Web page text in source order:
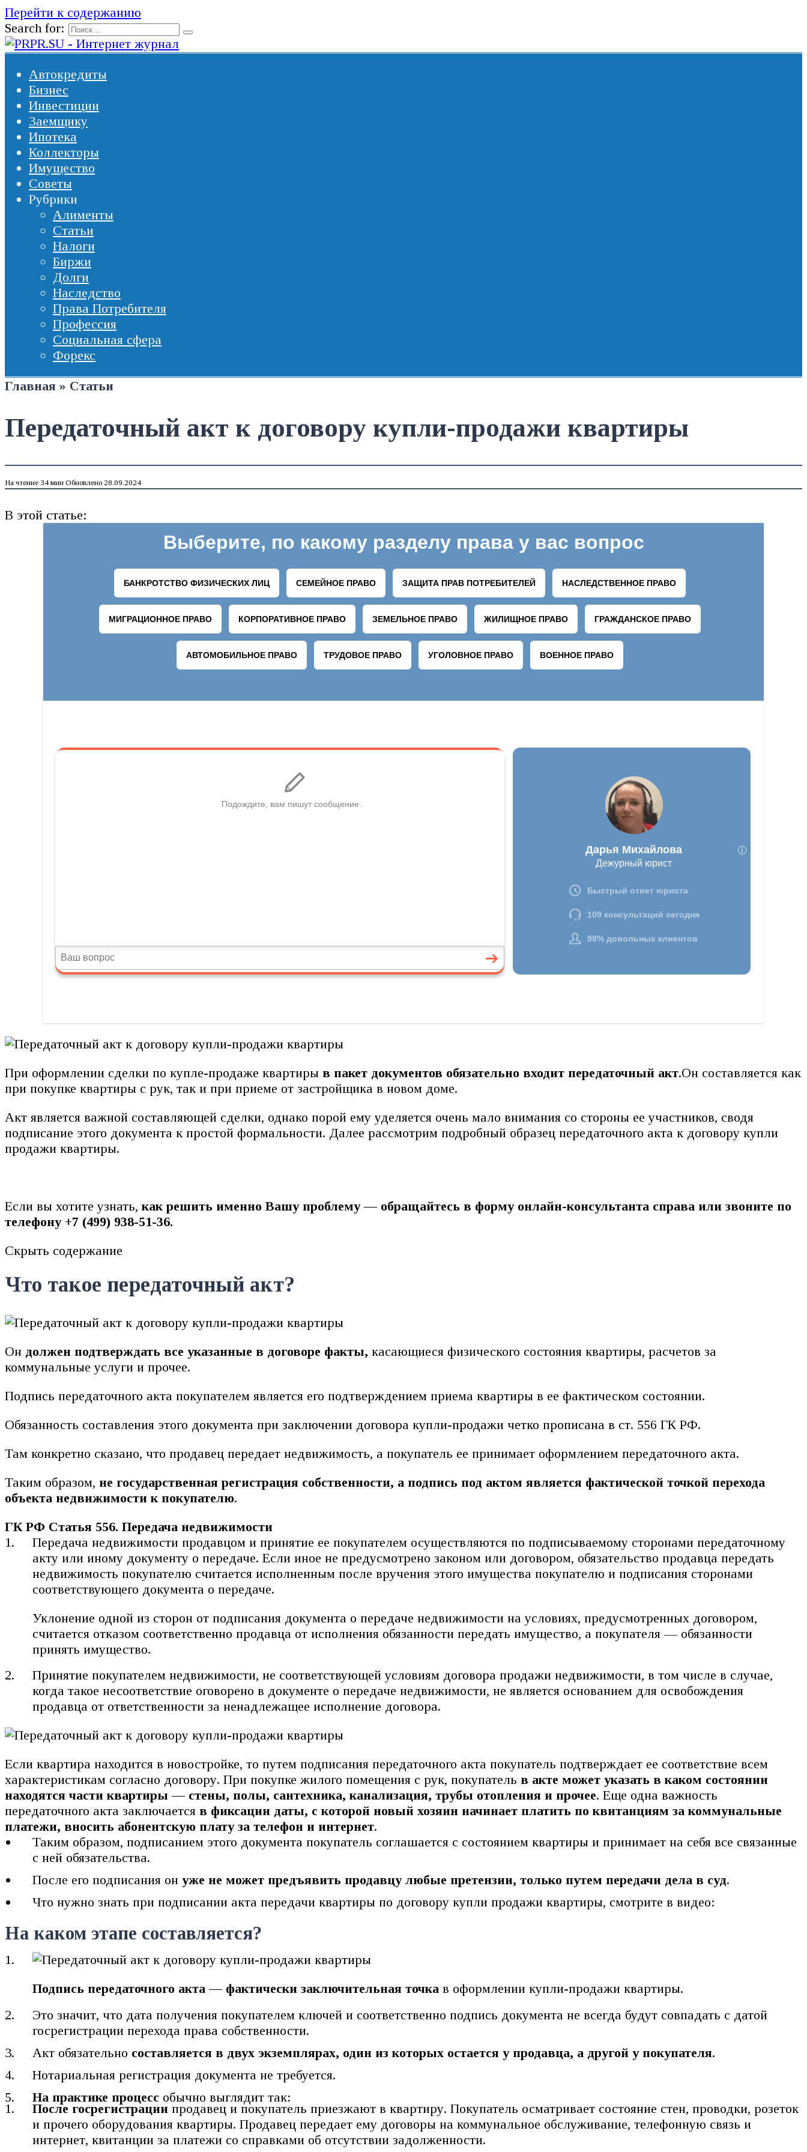
Перейти к содержанию
Search for:
Автокредиты
Бизнес
Инвестиции
Заемщику
Ипотека
Коллекторы
Имущество
Советы
Рубрики
Алименты
Статьи
Налоги
Биржи
Долги
Наследство
Права Потребителя
Профессия
Социальная сфера
Форекс
Главная » Статьи
Передаточный акт к договору купли-продажи квартиры
На чтение 34 мин Обновлено 28.09.2024
В этой статье:
При оформлении сделки по купле-продаже квартиры в пакет документов обязательно входит передаточный акт.Он составляется как
при покупке квартиры с рук, так и при приеме от застройщика в новом доме.
Акт является важной составляющей сделки, однако порой ему уделяется очень мало внимания со стороны ее участников, сводя
подписание этого документа к простой формальности. Далее рассмотрим подробный образец передаточного акта к договору купли
продажи квартиры.
Если вы хотите узнать, как решить именно Вашу проблему — обращайтесь в форму онлайн-консультанта справа или звоните по
телефону +7 (499) 938-51-36.
Скрыть содержание
Что такое передаточный акт?
Он должен подтверждать все указанные в договоре факты, касающиеся физического состояния квартиры, расчетов за
коммунальные услуги и прочее.
Подпись передаточного акта покупателем является его подтверждением приема квартиры в ее фактическом состоянии.
Обязанность составления этого документа при заключении договора купли-продажи четко прописана в ст. 556 ГК РФ.
Там конкретно сказано, что продавец передает недвижимость, а покупатель ее принимает оформлением передаточного акта.
Таким образом, не государственная регистрация собственности, а подпись под актом является фактической точкой перехода
объекта недвижимости к покупателю.
ГК РФ Статья 556. Передача недвижимости
Передача недвижимости продавцом и принятие ее покупателем осуществляются по подписываемому сторонами передаточному
акту или иному документу о передаче. Если иное не предусмотрено законом или договором, обязательство продавца передать
недвижимость покупателю считается исполненным после вручения этого имущества покупателю и подписания сторонами
соответствующего документа о передаче.
Уклонение одной из сторон от подписания документа о передаче недвижимости на условиях, предусмотренных договором,
считается отказом соответственно продавца от исполнения обязанности передать имущество, а покупателя — обязанности
принять имущество.
Принятие покупателем недвижимости, не соответствующей условиям договора продажи недвижимости, в том числе в случае,
когда такое несоответствие оговорено в документе о передаче недвижимости, не является основанием для освобождения
продавца от ответственности за ненадлежащее исполнение договора.
Если квартира находится в новостройке, то путем подписания передаточного акта покупатель подтверждает ее соответствие всем
характеристикам согласно договору. При покупке жилого помещения с рук, покупатель в акте может указать в каком состоянии
находятся части квартиры — стены, полы, сантехника, канализация, трубы отопления и прочее. Еще одна важность
передаточного акта заключается в фиксации даты, с которой новый хозяин начинает платить по квитанциям за коммунальные
платежи, вносить абонентскую плату за телефон и интернет.
Таким образом, подписанием этого документа покупатель соглашается с состоянием квартиры и принимает на себя все связанные
с ней обязательства.
После его подписания онуже не может предъявить продавцу любые претензии, только путем передачи дела в суд.
Что нужно знать при подписании акта передачи квартиры по договору купли продажи квартиры, смотрите в видео:
На каком этапе составляется?
Подпись передаточного акта — фактически заключительная точка в оформлении купли-продажи квартиры.
Это значит, что дата получения покупателем ключей и соответственно подпись документа не всегда будут совпадать с датой
госрегистрации перехода права собственности.
Акт обязательно составляется в двух экземплярах, один из которых остается у продавца, а другой у покупателя.
Нотариальная регистрация документа не требуется.
На практике процесс обычно выглядит так:
После госрегистрации продавец и покупатель приезжают в квартиру. Покупатель осматривает состояние стен, проводки, розеток
и прочего оборудования квартиры. Продавец передает ему договоры на коммунальное обслуживание, телефонную связь и
интернет, квитанции за платежи со справками об отсутствии задолженности.